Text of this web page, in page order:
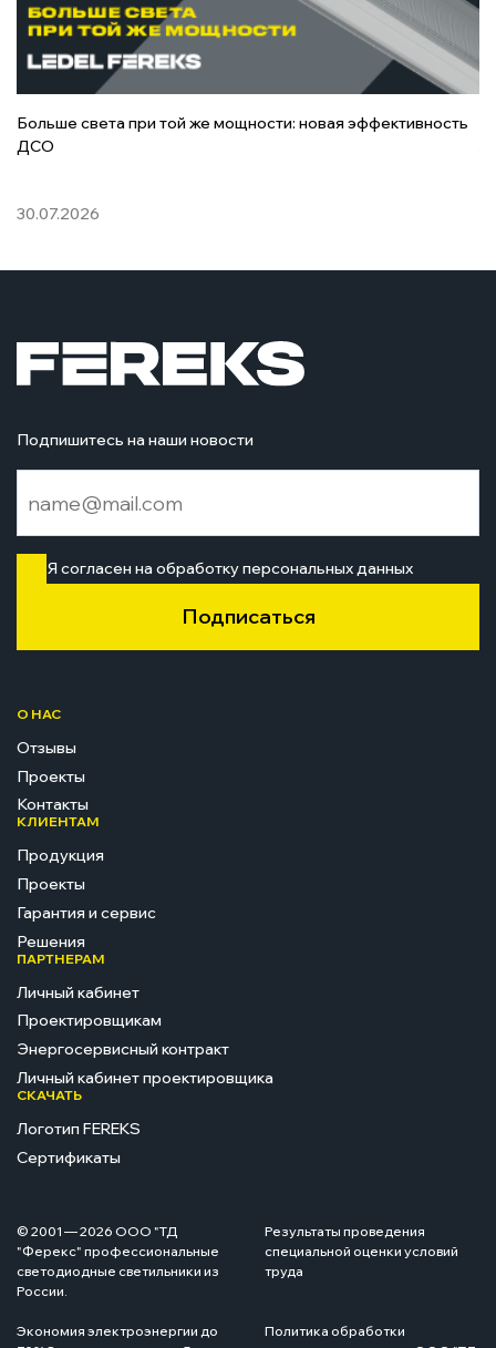
Больше света при той же мощности: новая эффективность
ДСО
30.07.2026
Подпишитесь на наши новости
Я согласен на обработку персональных данных
Подписаться
О НАС
Отзывы
Проекты
Контакты
КЛИЕНТАМ
Продукция
Проекты
Гарантия и сервис
Решения
ПАРТНЕРАМ
Личный кабинет
Проектировщикам
Энергосервисный контракт
Личный кабинет проектировщика
СКАЧАТЬ
Логотип FEREKS
Сертификаты
© 2001 — 2026 ООО "ТД
"Ферекс" профессиональные
светодиодные светильники из
России.
Экономия электроэнергии до
Результаты проведения
специальной оценки условий
труда
Политика обработки